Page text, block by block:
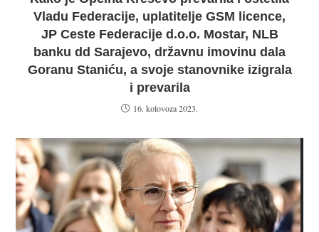
Vladu Federacije, uplatitelje GSM licence,
JP Ceste Federacije d.o.o. Mostar, NLB
banku dd Sarajevo, državnu imovinu dala
Goranu Staniću, a svoje stanovnike izigrala
i prevarila
16. kolovoza 2023.